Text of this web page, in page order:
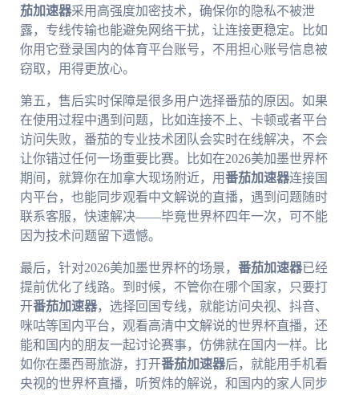
茄加速器采用高强度加密技术，确保你的隐私不被泄
露，专线传输也能避免网络干扰，让连接更稳定。比如
你用它登录国内的体育平台账号，不用担心账号信息被
窃取，用得更放心。
第五，售后实时保障是很多用户选择番茄的原因。如果
在使用过程中遇到问题，比如连接不上、卡顿或者平台
访问失败，番茄的专业技术团队会实时在线解决，不会
让你错过任何一场重要比赛。比如在2026美加墨世界杯
期间，就算你在加拿大现场附近，用番茄加速器连接国
内平台，也能同步观看中文解说的直播，遇到问题随时
联系客服，快速解决——毕竟世界杯四年一次，可不能
因为技术问题留下遗憾。
最后，针对2026美加墨世界杯的场景， 番茄加速器已经
提前优化了线路。到时候，不管你在哪个国家，只要打
开番茄加速器，选择回国专线，就能访问央视、抖音、
咪咕等国内平台，观看高清中文解说的世界杯直播，还
能和国内的朋友一起讨论赛事，仿佛就在国内一样。比
如你在墨西哥旅游，打开番茄加速器后，就能用手机看
央视的世界杯直播，听贺炜的解说，和国内的家人同步